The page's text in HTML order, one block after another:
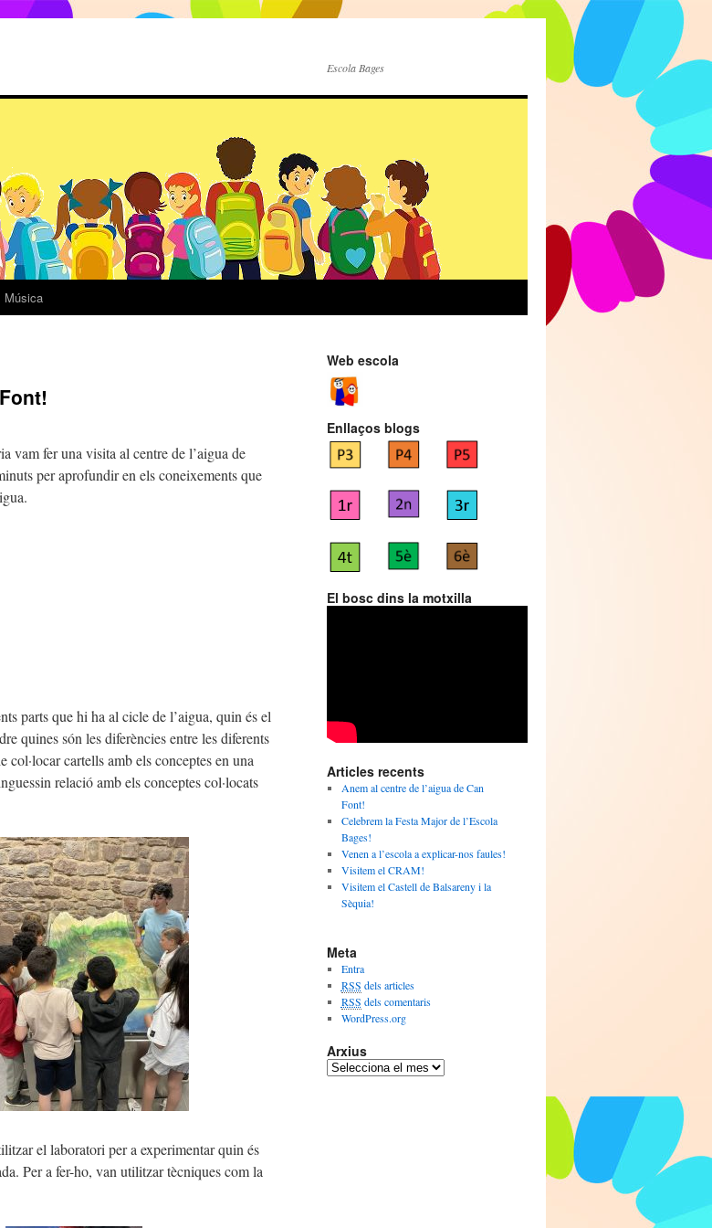
Escola Bages
Música
vam fer una visita al centre de l’aigua de
per aprofundir en els coneixements que
parts que hi ha al cicle de l’aigua, quin és el
quines són les diferències entre les diferents
cartells amb els conceptes en una
relació amb els conceptes col·locats
el laboratori per a experimentar quin és
Per a fer-ho, van utilitzar tècniques com la
Web escola
Enllaços blogs
El bosc dins la motxilla
Articles recents
Anem al centre de l’aigua de Can
Font!
Celebrem la Festa Major de l’Escola
Bages!
Venen a l’escola a explicar-nos faules!
Visitem el CRAM!
Visitem el Castell de Balsareny i la
Sèquia!
Meta
Entra
RSS dels articles
RSS dels comentaris
WordPress.org
Arxius
A